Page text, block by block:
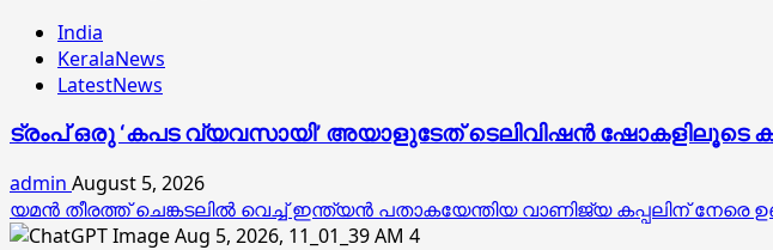
India
KeralaNews
LatestNews
ട്രംപ് ഒരു ‘കപട വ്യവസായി’ അയാളുടേത് ടെലിവിഷന്‍ ഷോകളിലൂടെ
admin August 5, 2026
യമൻ തീരത്ത് ചെങ്കടലിൽ വെച്ച് ഇന്ത്യൻ പതാകയേന്തിയ വാണിജ്യ കപ്പലിന്
4